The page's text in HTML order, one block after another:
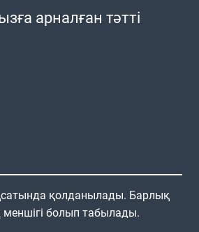
арналған тәтті
қолданылады. Барлық
меншігі болып табылады.